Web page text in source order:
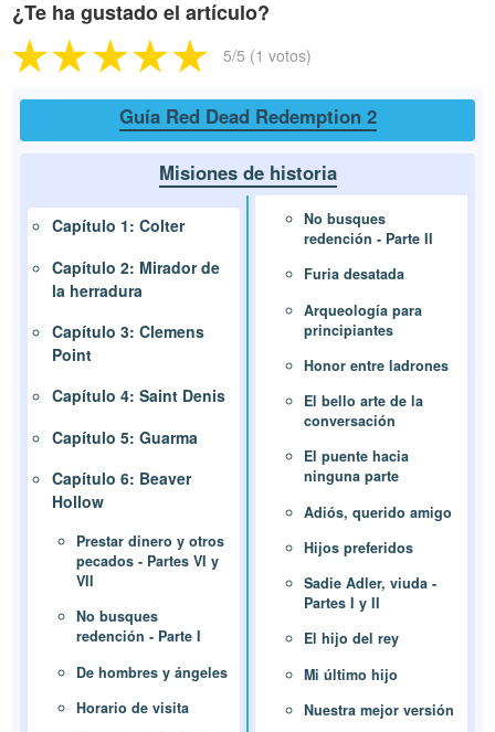
¿Te ha gustado el artículo?
5/5 (1 votos)
Guía Red Dead Redemption 2
Misiones de historia
Capítulo 1: Colter
Capítulo 2: Mirador de
la herradura
Capítulo 3: Clemens
Point
Capítulo 4: Saint Denis
Capítulo 5: Guarma
Capítulo 6: Beaver
Hollow
Prestar dinero y otros
pecados - Partes VI y
VII
No busques
redención - Parte I
De hombres y ángeles
Horario de visita
No busques
redención - Parte II
Furia desatada
Arqueología para
principiantes
Honor entre ladrones
El bello arte de la
conversación
El puente hacia
ninguna parte
Adiós, querido amigo
Hijos preferidos
Sadie Adler, viuda -
Partes I y II
El hijo del rey
Mi último hijo
Nuestra mejor versión